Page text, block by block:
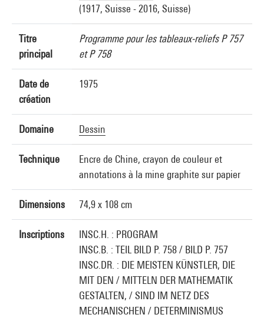
(1917, Suisse - 2016, Suisse)
Titre
principal
Programme pour les tableaux-reliefs P 757
et P 758
Date de
création
1975
Domaine Dessin
Technique
Encre de Chine, crayon de couleur et
annotations à la mine graphite sur papier
Dimensions 74,9 x 108 cm
Inscriptions
INSC.H. : PROGRAM
INSC.B. : TEIL BILD P. 758 / BILD P. 757
INSC.DR. : DIE MEISTEN KÜNSTLER, DIE
MIT DEN / MITTELN DER MATHEMATIK
GESTALTEN, / SIND IM NETZ DES
MECHANISCHEN / DETERMINISMUS